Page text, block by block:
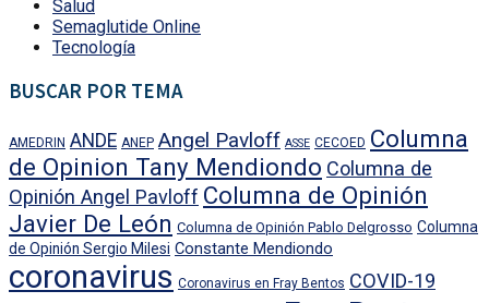
Salud
Semaglutide Online
Tecnología
BUSCAR POR TEMA
AMEDRIN ANDE ANEP Angel Pavloff ASSE CECOED Columna
de Opinion Tany Mendiondo Columna de
Opinión Angel Pavloff Columna de Opinión
Javier De León Columna de Opinión Pablo Delgrosso Columna
de Opinión Sergio Milesi Constante Mendiondo
coronavirus Coronavirus en Fray Bentos COVID-19